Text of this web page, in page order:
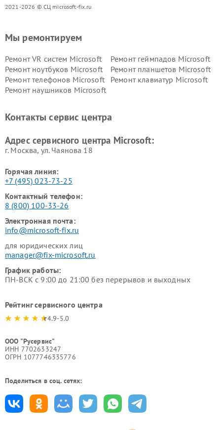
2021-2026 © СЦ microsoft-fix.ru
Мы ремонтируем
Ремонт VR систем Microsoft
Ремонт геймпадов Microsoft
Ремонт ноутбуков Microsoft
Ремонт планшетов Microsoft
Ремонт телефонов Microsoft
Ремонт клавиатур Microsoft
Ремонт наушников Microsoft
Контакты сервис центра
Адрес сервисного центра Microsoft:
г. Москва, ул. Чаянова 18
Горячая линия:
+7 (495) 023-73-25
Контактный телефон:
8 (800) 100-33-26
Электронная почта:
info@microsoft-fix.ru
для юридических лиц
manager@fix-microsoft.ru
График работы:
ПН-ВСК с 9:00 до 21:00 без перерывов и выходных
Рейтинг сервисного центра
4.9-5.0
ООО "Русервис"
ИНН 7702633247
ОГРН 1077746335776
Поделиться в соц. сетях: